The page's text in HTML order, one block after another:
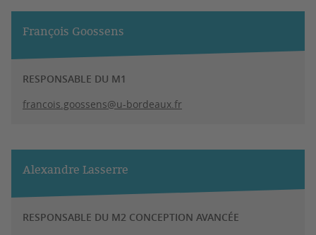
François Goossens
RESPONSABLE DU M1
francois.goossens@u-bordeaux.fr
Alexandre Lasserre
RESPONSABLE DU M2 CONCEPTION AVANCÉE